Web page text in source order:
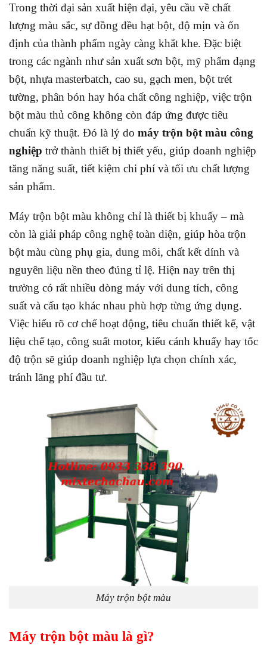
Trong thời đại sản xuất hiện đại, yêu cầu về chất
lượng màu sắc, sự đồng đều hạt bột, độ mịn và ổn
định của thành phẩm ngày càng khắt khe. Đặc biệt
trong các ngành như sản xuất sơn bột, mỹ phẩm dạng
bột, nhựa masterbatch, cao su, gạch men, bột trét
tường, phân bón hay hóa chất công nghiệp, việc trộn
bột màu thủ công không còn đáp ứng được tiêu
chuẩn kỹ thuật. Đó là lý do máy trộn bột màu công
nghiệp trở thành thiết bị thiết yếu, giúp doanh nghiệp
tăng năng suất, tiết kiệm chi phí và tối ưu chất lượng
sản phẩm.
Máy trộn bột màu không chỉ là thiết bị khuấy – mà
còn là giải pháp công nghệ toàn diện, giúp hòa trộn
bột màu cùng phụ gia, dung môi, chất kết dính và
nguyên liệu nền theo đúng tỉ lệ. Hiện nay trên thị
trường có rất nhiều dòng máy với dung tích, công
suất và cấu tạo khác nhau phù hợp từng ứng dụng.
Việc hiểu rõ cơ chế hoạt động, tiêu chuẩn thiết kế, vật
liệu chế tạo, công suất motor, kiểu cánh khuấy hay tốc
độ trộn sẽ giúp doanh nghiệp lựa chọn chính xác,
tránh lãng phí đầu tư.
Máy trộn bột màu
Máy trộn bột màu là gì?